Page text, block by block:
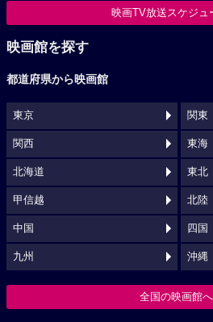
映画TV放送スケジュ
映画館を探す
都道府県から映画館
東京 関東
関西 東海
北海道 東北
甲信越 北陸
中国 四国
九州 沖縄
全国の映画館へ